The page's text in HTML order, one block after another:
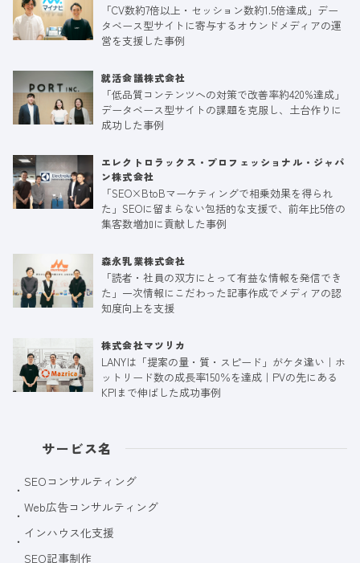
「CV数約7倍以上・セッション数約1.5倍達成」デー
タベース型サイトに寄与するオウンドメディアの運
営を支援した事例
就活会議株式会社
「低品質コンテンツへの対策で改善率約420%達成」
データベース型サイトの課題を克服し、土台作りに
成功した事例
エレクトロラックス・プロフェッショナル・ジャパ
ン株式会社
「SEO×BtoBマーケティングで相乗効果を得られ
た」SEOに留まらない包括的な支援で、前年比5倍の
集客数増加に貢献した事例
森永乳業株式会社
「読者・社員の双方にとって有益な情報を発信でき
た」一次情報にこだわった記事作成でメディアの認
知度向上を支援
株式会社マツリカ
LANYは「提案の量・質・スピード」がケタ違い｜ホ
ットリード数の成長率150％を達成｜PVの先にある
KPIまで伸ばした成功事例
サービス名
SEOコンサルティング
Web広告コンサルティング
インハウス化支援
SEO記事制作